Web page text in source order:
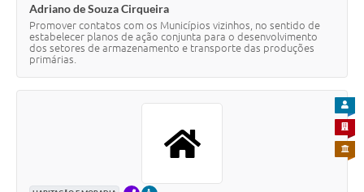
Adriano de Souza Cirqueira
Promover contatos com os Municípios vizinhos, no sentido de
estabelecer planos de ação conjunta para o desenvolvimento
dos setores de armazenamento e transporte das produções
primárias.
PARA
PARA